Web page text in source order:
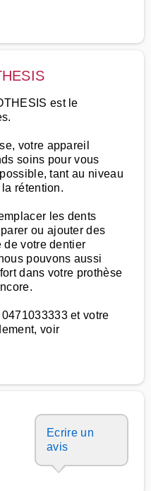
est le
votre appareil
soins pour vous
tant au niveau
rétention.
les dents
ou ajouter des
de votre dentier
pouvons aussi
dans votre prothèse
et votre
voir
Ecrire un
avis